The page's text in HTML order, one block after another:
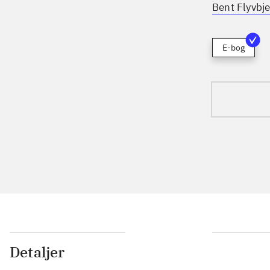
Bent
E-bog
Detaljer